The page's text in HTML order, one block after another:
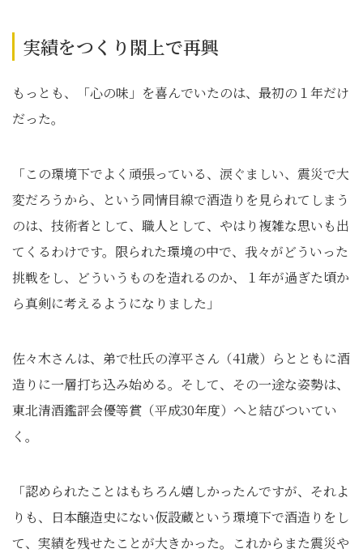
実績をつくり閖上で再興
もっとも、「心の味」を喜んでいたのは、最初の１年だけ
だった。
「この環境下でよく頑張っている、涙ぐましい、震災で大
変だろうから、という同情目線で酒造りを見られてしまう
のは、技術者として、職人として、やはり複雑な思いも出
てくるわけです。限られた環境の中で、我々がどういった
挑戦をし、どういうものを造れるのか、１年が過ぎた頃か
ら真剣に考えるようになりました」
佐々木さんは、弟で杜氏の淳平さん（41歳）らとともに酒
造りに一層打ち込み始める。そして、その一途な姿勢は、
東北清酒鑑評会優等賞（平成30年度）へと結びついてい
く。
「認められたことはもちろん嬉しかったんですが、それよ
りも、日本醸造史にない仮設蔵という環境下で酒造りをし
て、実績を残せたことが大きかった。これからまた震災や